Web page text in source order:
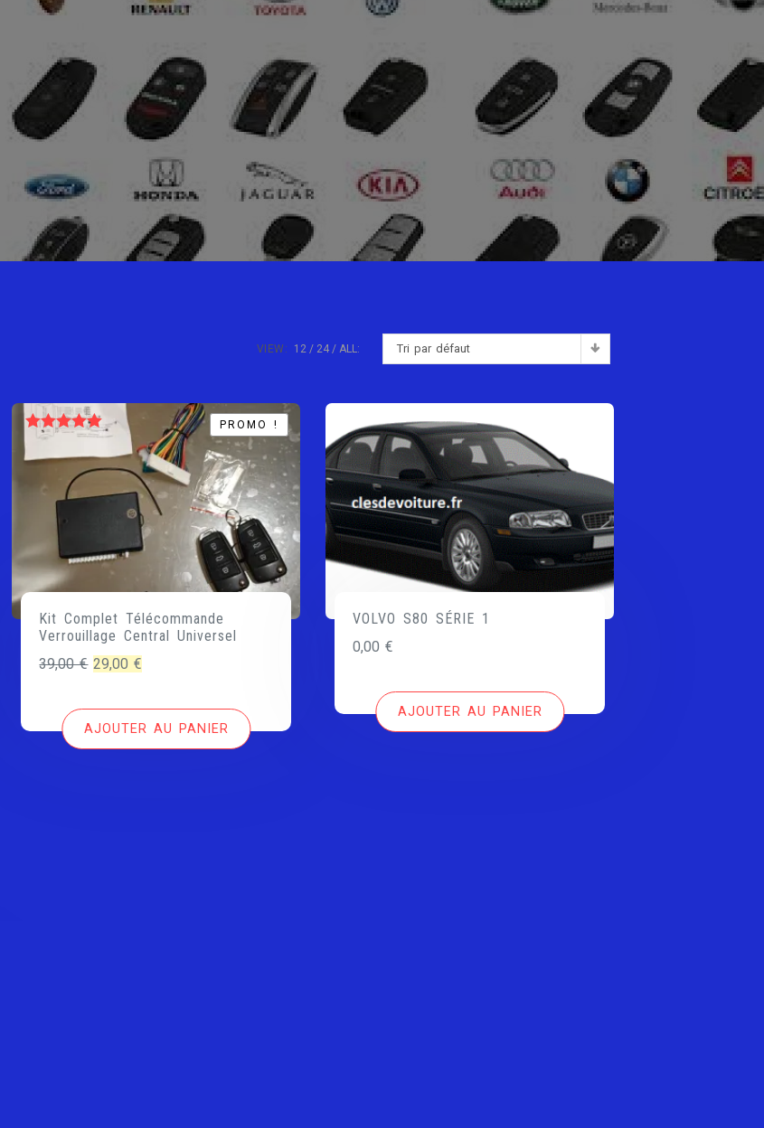
Tri par défaut
VIEW: 12 24 ALL:
Note
5.00
sur 5
PROMO !
PROMO !
Kit Complet Télécommande
Verrouillage Central Universel
39,00€ Le
initial
était :
29,00€
actuel
est :
AJOUTER AU PANIER
VOLVO S80 SÉRIE 1
0,00€
AJOUTER AU PANIER